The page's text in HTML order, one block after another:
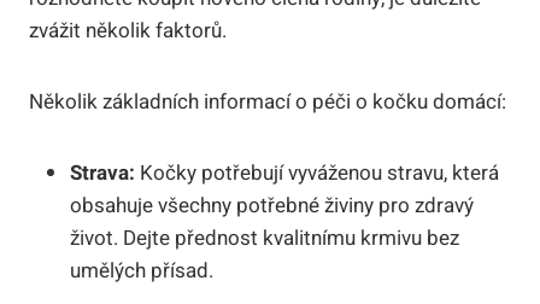
zvážit několik faktorů.
Několik základních informací o péči o kočku domácí:
Strava: Kočky potřebují vyváženou stravu, která
obsahuje všechny potřebné živiny pro zdravý
život. Dejte přednost kvalitnímu krmivu bez
umělých přísad.